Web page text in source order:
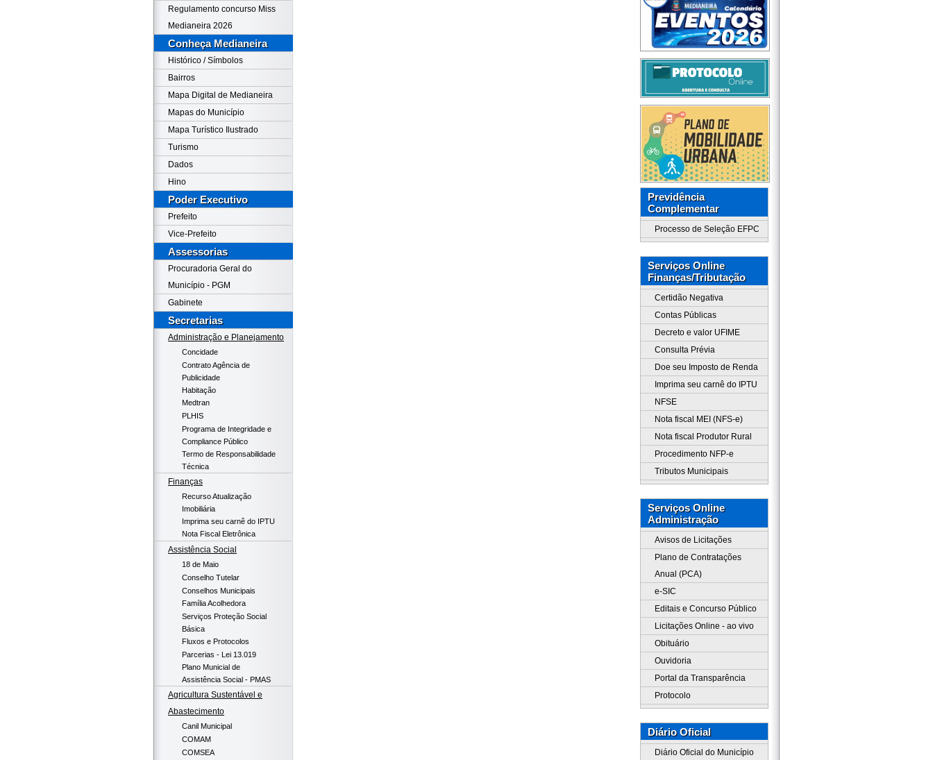
Regulamento concurso Miss
Medianeira 2026
Conheça Medianeira
Histórico / Símbolos
Bairros
Mapa Digital de Medianeira
Mapas do Município
Mapa Turístico Ilustrado
Turismo
Dados
Hino
Poder Executivo
Prefeito
Vice-Prefeito
Assessorias
Procuradoria Geral do
Município - PGM
Gabinete
Secretarias
Administração e Planejamento
Concidade
Contrato Agência de
Publicidade
Habitação
Medtran
PLHIS
Programa de Integridade e
Compliance Público
Termo de Responsabilidade
Técnica
Finanças
Recurso Atualização
Imobiliária
Imprima seu carnê do IPTU
Nota Fiscal Eletrônica
Assistência Social
18 de Maio
Conselho Tutelar
Conselhos Municipais
Família Acolhedora
Serviços Proteção Social
Básica
Fluxos e Protocolos
Parcerias - Lei 13.019
Plano Municial de
Assistência Social - PMAS
Agricultura Sustentável e
Abastecimento
Canil Municipal
COMAM
COMSEA
Previdência
Complementar
Processo de Seleção EFPC
Serviços Online
Finanças/Tributação
Certidão Negativa
Contas Públicas
Decreto e valor UFIME
Consulta Prévia
Doe seu Imposto de Renda
Imprima seu carnê do IPTU
NFSE
Nota fiscal MEI (NFS-e)
Nota fiscal Produtor Rural
Procedimento NFP-e
Tributos Municipais
Serviços Online
Administração
Avisos de Licitações
Plano de Contratações
Anual (PCA)
e-SIC
Editais e Concurso Público
Licitações Online - ao vivo
Obituário
Ouvidoria
Portal da Transparência
Protocolo
Diário Oficial
Diário Oficial do Município